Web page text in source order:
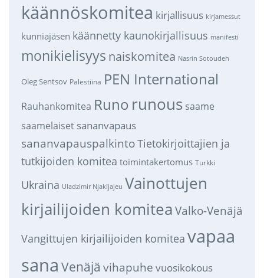
käännöskomitea kirjallisuus kirjamessut
kunniajäsen käännetty kaunokirjallisuus manifesti
monikielisyys naiskomitea Nasrin Sotoudeh
Oleg Sentsov Palestiina PEN International
Rauhankomitea Runo runous saame
saamelaiset sananvapaus
sananvapauspalkintoTietokirjoittajien ja
tutkijoiden komitea toimintakertomus Turkki
Ukraina Uladzimir Njakljajeu Vainottujen
kirjailijoiden komitea Valko-Venäjä
Vangittujen kirjailijoiden komitea vapaa
sana Venäjä vihapuhe vuosikokous